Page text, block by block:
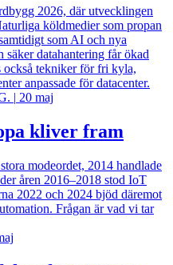
2026, där utvecklingen
köldmedier som propan
som AI och nya
datahantering får ökad
också tekniker för fri kyla,
anpassade för datacenter.
| 20 maj
kliver fram
modeordet, 2014 handlade
åren 2016–2018 stod IoT
2022 och 2024 bjöd däremot
Frågan är vad vi tar